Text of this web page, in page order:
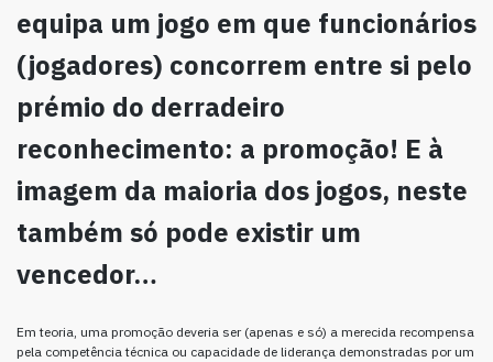
equipa um jogo em que funcionários
(jogadores) concorrem entre si pelo
prémio do derradeiro
reconhecimento: a promoção! E à
imagem da maioria dos jogos, neste
também só pode existir um
vencedor…
Em teoria, uma promoção deveria ser (apenas e só) a merecida recompensa
pela competência técnica ou capacidade de liderança demonstradas por um